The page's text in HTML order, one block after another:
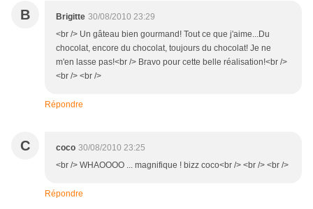
B Brigitte 30/08/2010 23:29
<br /> Un gâteau bien gourmand! Tout ce que j'aime...Du
chocolat, encore du chocolat, toujours du chocolat! Je ne
m'en lasse pas!<br /> Bravo pour cette belle réalisation!<br />
<br /> <br />
Répondre
C coco 30/08/2010 23:25
<br /> WHAOOOO ... magnifique ! bizz coco<br /> <br /> <br />
Répondre